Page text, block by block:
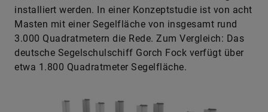
installiert werden. In einer Konzeptstudie ist von acht
Masten mit einer Segelfläche von insgesamt rund
3.000 Quadratmetern die Rede. Zum Vergleich: Das
deutsche Segelschulschiff Gorch Fock verfügt über
etwa 1.800 Quadratmeter Segelfläche.